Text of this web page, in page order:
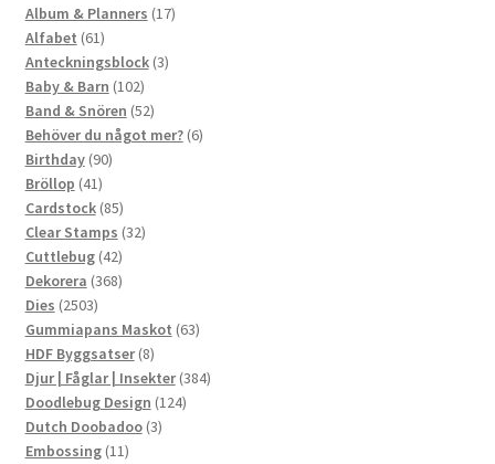
produkter
Album & Planners 1717
Alfabet 6161
produkter
Anteckningsblock 33
Baby & Barn 102102
produkter
Band & Snören 5252
produkter
Behöver du något mer? 66
Birthday 9090
Bröllop 4141
produkter
Cardstock 8585
produkter
Clear Stamps 3232
Cuttlebug 4242
produkter
Dekorera 368368
Dies 25032503
produkter
Gummiapans Maskot 6363
HDF Byggsatser 88
produkter
Djur | Fåglar | Insekter 384384
Doodlebug Design 124124
Dutch Doobadoo 33
Embossing 1111